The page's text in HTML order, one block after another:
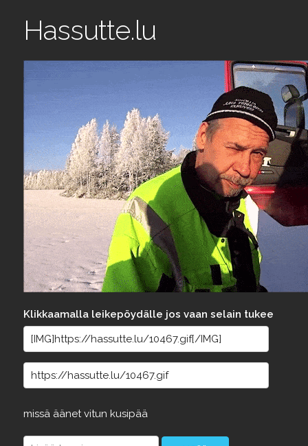
Hassutte.lu
Klikkaamalla leikepöydälle jos vaan selain tukee
missä äänetvitun kusipää